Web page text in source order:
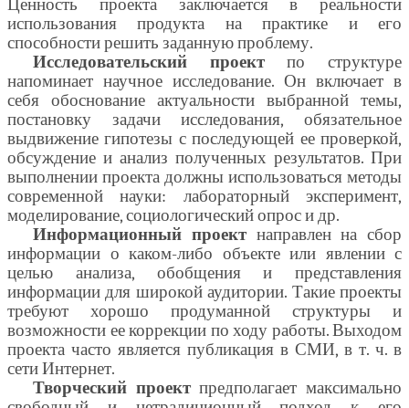
Ценность проекта заключается в реальности
использования продукта на практике и его
способности решить заданную проблему.
Исследовательский проектпо структуре
напоминает научное исследование. Он включает в
себя обоснование актуальности выбранной темы,
постановку задачи исследования, обязательное
выдвижение гипотезы с последующей ее проверкой,
обсуждение и анализ полученных результатов. При
выполнении проекта должны использоваться методы
современной науки: лабораторный эксперимент,
моделирование, социологический опрос и др.
Информационный проект направлен на сбор
информации о каком-либо объекте или явлении с
целью анализа, обобщения и представления
информации для широкой аудитории. Такие проекты
требуют хорошо продуманной структуры и
возможности ее коррекции по ходу работы. Выходом
проекта часто является публикация в СМИ, в т. ч. в
сети Интернет.
Творческий проектпредполагает максимально